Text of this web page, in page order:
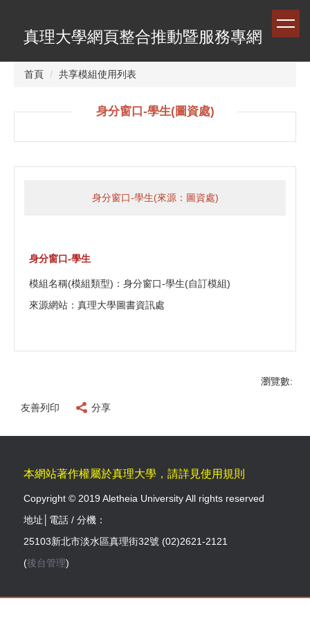
真理大學網頁整合推動暨服務專網
首頁 共享模組使用列表
身分窗口-學生(圖資處)
身分窗口-學生(來源：圖資處)
身分窗口-學生
模組名稱(模組類型)：身分窗口-學生(自訂模組)
來源網站：真理大學圖書資訊處
瀏覽數:
友善列印 分享
本網站著作權屬於真理大學，請詳見使用規則
Copyright © 2019 Aletheia University All rights reserved
地址│電話 / 分機：
25103新北市淡水區真理街32號 (02)2621-2121
(後台管理)